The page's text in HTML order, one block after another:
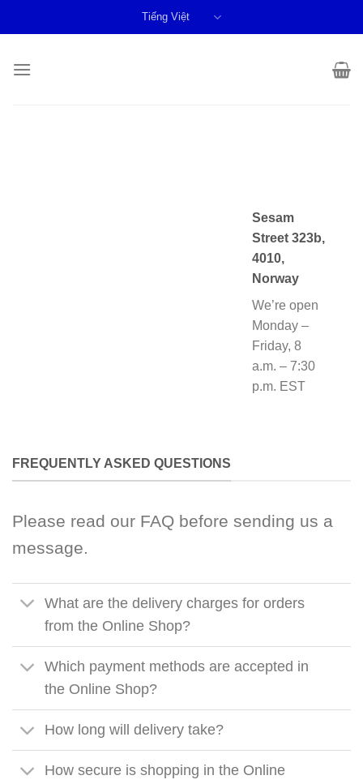
Tiếng Việt
Sesam
Street 323b,
4010,
Norway
We’re open
Monday –
Friday, 8
a.m. – 7:30
p.m. EST
FREQUENTLY ASKED QUESTIONS
Please read our FAQ before sending us a
message.
What are the delivery charges for orders
from the Online Shop?
Which payment methods are accepted in
the Online Shop?
How long will delivery take?
How secure is shopping in the Online